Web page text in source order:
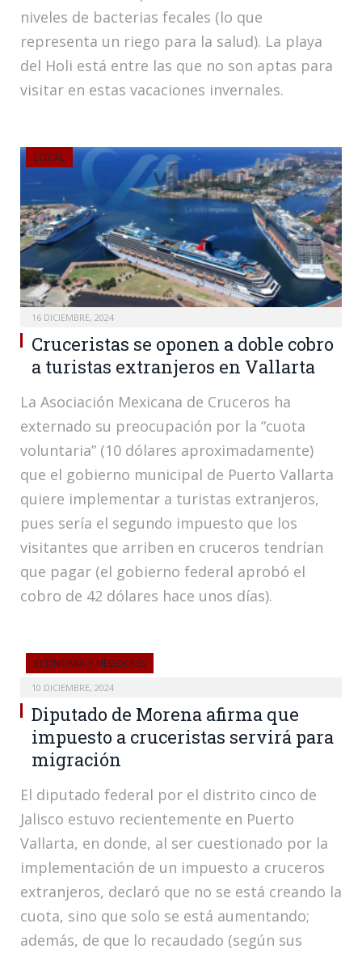
niveles de bacterias fecales (lo que
representa un riego para la salud). La playa
del Holi está entre las que no son aptas para
visitar en estas vacaciones invernales.
LOCAL
16 DICIEMBRE, 2024
Cruceristas se oponen a doble cobro
a turistas extranjeros en Vallarta
La Asociación Mexicana de Cruceros ha
externado su preocupación por la “cuota
voluntaria” (10 dólares aproximadamente)
que el gobierno municipal de Puerto Vallarta
quiere implementar a turistas extranjeros,
pues sería el segundo impuesto que los
visitantes que arriben en cruceros tendrían
que pagar (el gobierno federal aprobó el
cobro de 42 dólares hace unos días).
ECONOMÍA Y NEGOCIOS
10 DICIEMBRE, 2024
Diputado de Morena afirma que
impuesto a cruceristas servirá para
migración
El diputado federal por el distrito cinco de
Jalisco estuvo recientemente en Puerto
Vallarta, en donde, al ser cuestionado por la
implementación de un impuesto a cruceros
extranjeros, declaró que no se está creando la
cuota, sino que solo se está aumentando;
además, de que lo recaudado (según sus